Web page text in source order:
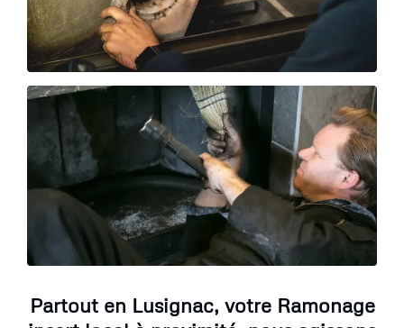
Partout en Lusignac, votre Ramonage